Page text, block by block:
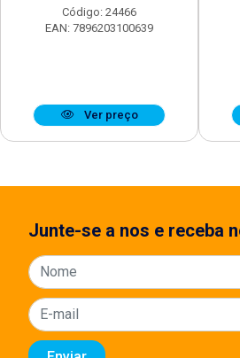
Código: 24466
EAN: 7896203100639
Ver preço
Junte-se a nos e receba